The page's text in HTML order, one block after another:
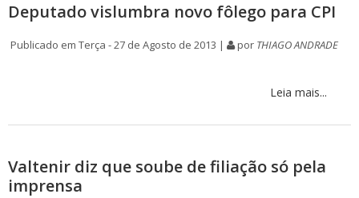
Deputado vislumbra novo fôlego para CPI
Publicado em Terça - 27 de Agosto de 2013 | por THIAGO ANDRADE
Leia mais...
Valtenir diz que soube de filiação só pela
imprensa